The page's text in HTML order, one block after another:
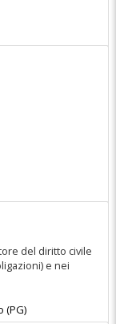
del diritto civile
e nei
(PG)